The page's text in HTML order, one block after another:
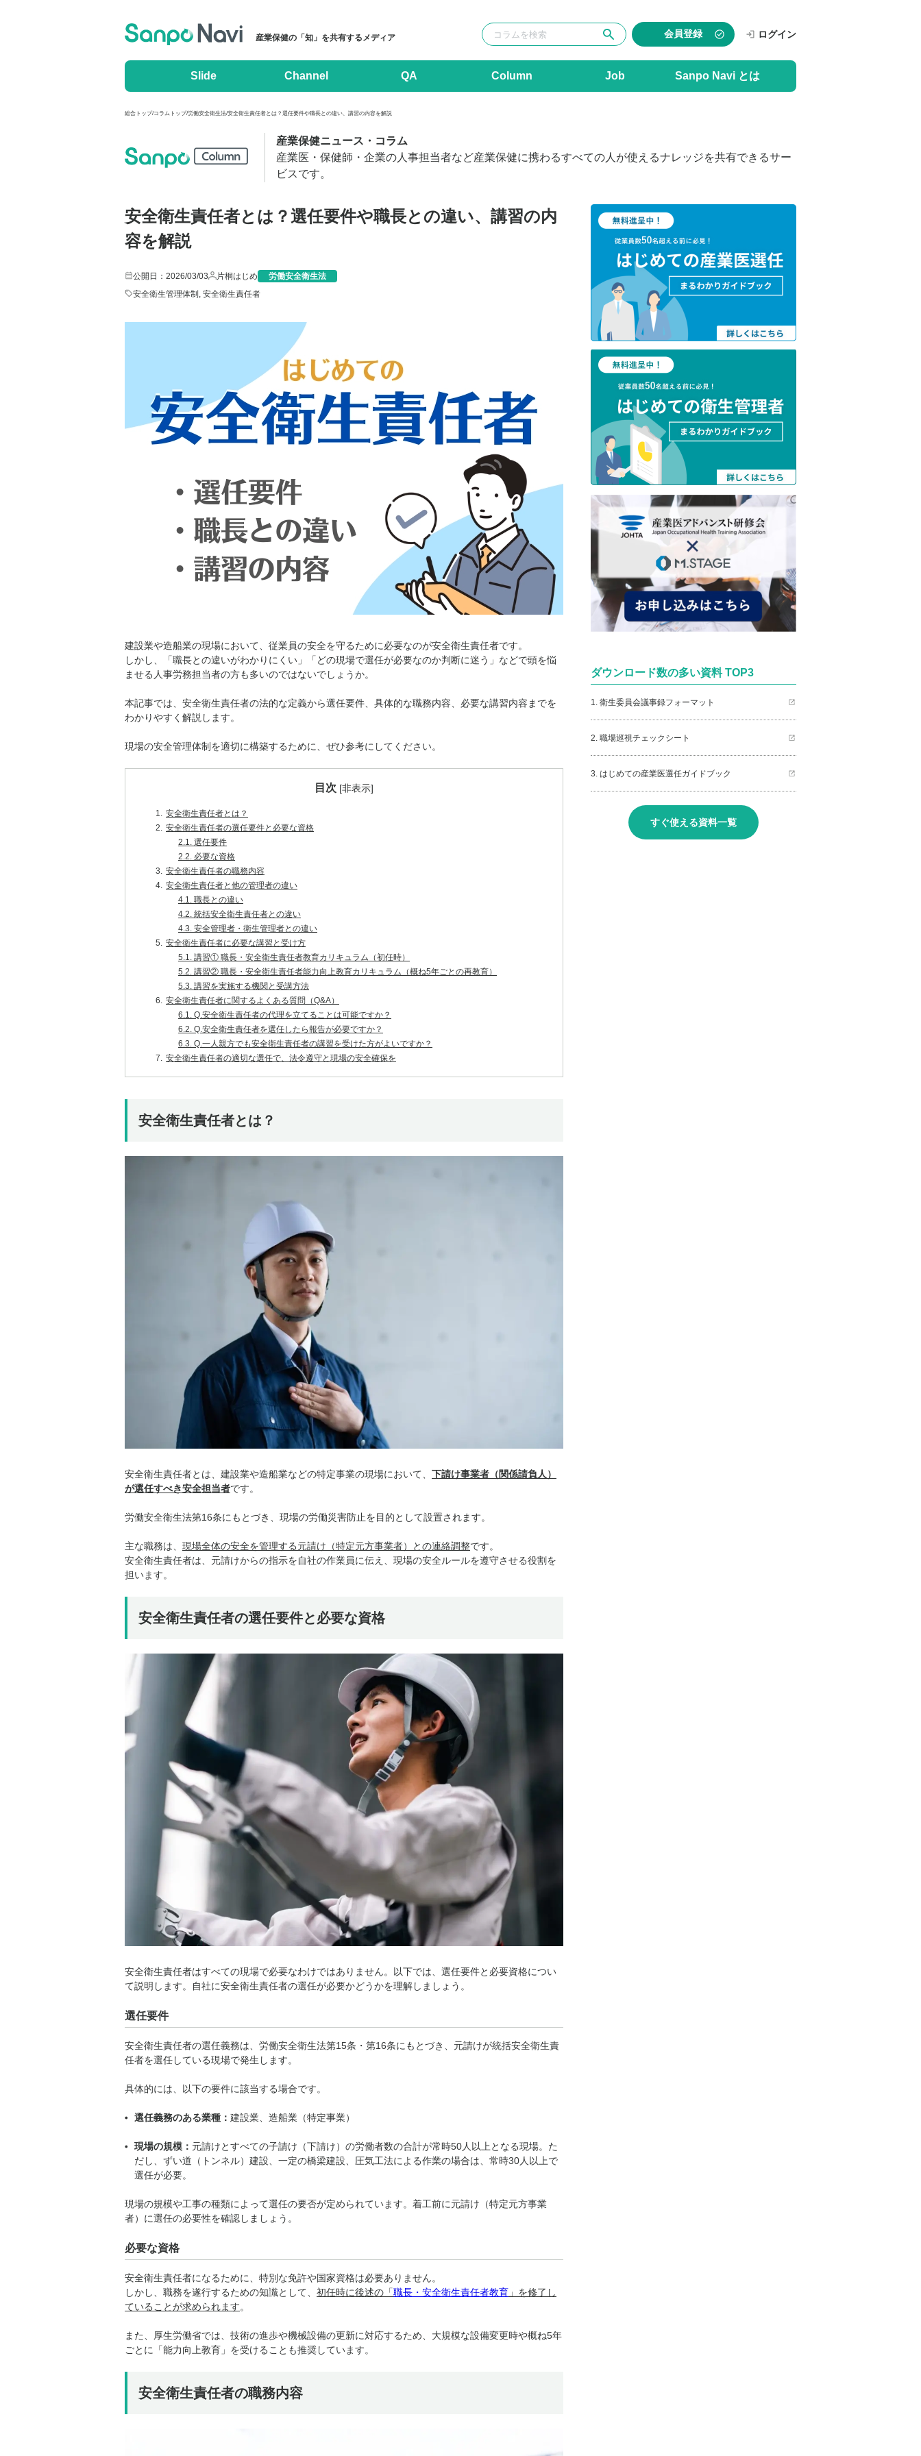
産業保健の「知」を共有するメディア 会員登録 ログイン
Slide Channel QA Column Job Sanpo Navi とは
総合トップ/コラムトップ/労働安全衛生法/安全衛生責任者とは？選任要件や職長との違い、講習の内容を解説
産業保健ニュース・コラム
産業医・保健師・企業の人事担当者など産業保健に携わるすべての人が使えるナレッジを共有できるサー
ビスです。
安全衛生責任者とは？選任要件や職長との違い、講習の内
容を解説
公開日：2026/03/03 片桐はじめ
労働安全衛生法
安全衛生管理体制 , 安全衛生責任者
建設業や造船業の現場において、従業員の安全を守るために必要なのが安全衛生責任者です。
しかし、「職長との違いがわかりにくい」「どの現場で選任が必要なのか判断に迷う」などで頭を悩
ませる人事労務担当者の方も多いのではないでしょうか。
本記事では、安全衛生責任者の法的な定義から選任要件、具体的な職務内容、必要な講習内容までを
わかりやすく解説します。
現場の安全管理体制を適切に構築するために、ぜひ参考にしてください。
目次 [非表示]
1. 安全衛生責任者とは？
2. 安全衛生責任者の選任要件と必要な資格
2.1. 選任要件
2.2. 必要な資格
3. 安全衛生責任者の職務内容
4. 安全衛生責任者と他の管理者の違い
4.1. 職長との違い
4.2. 統括安全衛生責任者との違い
4.3. 安全管理者・衛生管理者との違い
5. 安全衛生責任者に必要な講習と受け方
5.1. 講習① 職長・安全衛生責任者教育カリキュラム（初任時）
5.2. 講習② 職長・安全衛生責任者能力向上教育カリキュラム（概ね5年ごとの再教育）
5.3. 講習を実施する機関と受講方法
6. 安全衛生責任者に関するよくある質問（Q&A）
6.1. Q.安全衛生責任者の代理を立てることは可能ですか？
6.2. Q.安全衛生責任者を選任したら報告が必要ですか？
6.3. Q.一人親方でも安全衛生責任者の講習を受けた方がよいですか？
7. 安全衛生責任者の適切な選任で、法令遵守と現場の安全確保を
安全衛生責任者とは？
安全衛生責任者とは、建設業や造船業などの特定事業の現場において、 下請け事業者（関係請負人）
が選任すべき安全担当者です。
労働安全衛生法第16条にもとづき、現場の労働災害防止を目的として設置されます。
主な職務は、 現場全体の安全を管理する元請け（特定元方事業者）との連絡調整です。
安全衛生責任者は、元請けからの指示を自社の作業員に伝え、現場の安全ルールを遵守させる役割を
担います。
安全衛生責任者の選任要件と必要な資格
安全衛生責任者はすべての現場で必要なわけではありません。以下では、選任要件と必要資格につい
て説明します。
自社に安全衛生責任者の選任が必要かどうかを理解しましょう。
選任要件
安全衛生責任者の選任義務は、労働安全衛生法第15条・第16条にもとづき、元請けが統括安全衛生責
任者を選任している現場で発生します。
具体的には、以下の要件に該当する場合です。
選任義務のある業種： 建設業、造船業（特定事業）
現場の規模 ： 元請けとすべての子請け（下請け）の労働者数の合計が常時50人以上となる現場。た
だし、 ずい道（トンネル）建設、一定の橋梁建設、圧気工法による作業の場合は、常時30人以上で
選任が必要。
現場の規模や工事の種類によって選任の要否が定められています。着工前に元請け（特定元方事業
者）に選任の必要性を確認しましょう。
必要な資格
安全衛生責任者になるために、特別な免許や国家資格は必要ありません。
しかし、職務を遂行するための知識として、 初任時に後述の「職長・安全衛生責任者教育 」を修了し
ていることが求められます。
また、厚生労働省では、技術の進歩や機械設備の更新に対応するため、大規模な設備変更時や概ね5年
ごとに「能力向上教育」を受けることも推奨しています。
安全衛生責任者の職務内容
ダウンロード数の多い資料 TOP3
1. 衛生委員会議事録フォーマット
2. 職場巡視チェックシート
3. はじめての産業医選任ガイドブック
すぐ使える資料一覧